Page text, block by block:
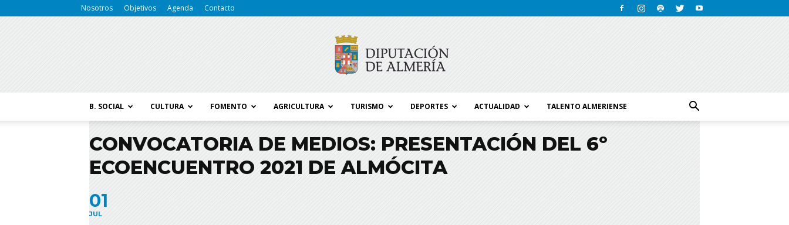
Nosotros Objetivos Agenda Contacto
B. SOCIAL CULTURA FOMENTO AGRICULTURA TURISMO DEPORTES ACTUALIDAD TALENTO ALMERIENSE
CONVOCATORIA DE MEDIOS: PRESENTACIÓN DEL 6º
ECOENCUENTRO 2021 DE ALMÓCITA
01
JUL